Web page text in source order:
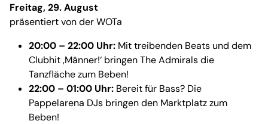
Freitag, 29. August
präsentiert von der WOTa
20:00 – 22:00 Uhr: Mit treibenden Beats und dem
Clubhit ‚Männer!‘ bringen The Admirals die
Tanzfläche zum Beben!
22:00 – 01:00 Uhr: Bereit für Bass? Die
Pappelarena DJs bringen den Marktplatz zum
Beben!